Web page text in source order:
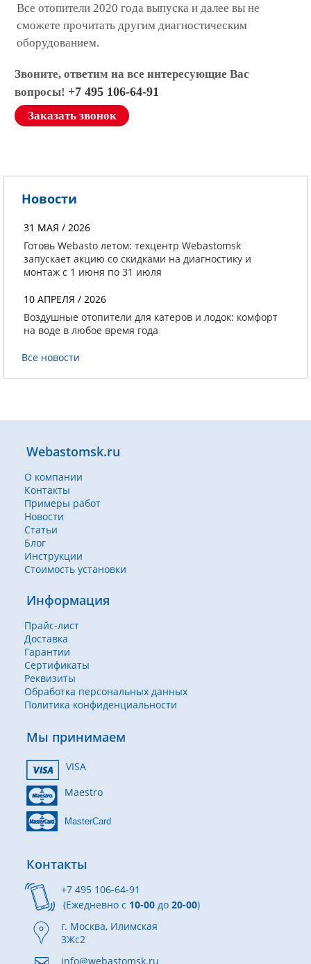
Все отопители 2020 года выпуска и далее вы не
сможете прочитать другим диагностическим
оборудованием.
Звоните, ответим на все интересующие Вас
вопросы! +7 495 106-64-91
Заказать звонок
Новости
31 МАЯ / 2026
Готовь Webasto летом: техцентр Webastomsk
запускает акцию со скидками на диагностику и
монтаж с 1 июня по 31 июля
10 АПРЕЛЯ / 2026
Воздушные отопители для катеров и лодок: комфорт
на воде в любое время года
Все новости
Webastomsk.ru
О компании
Контакты
Примеры работ
Новости
Статьи
Блог
Инструкции
Стоимость установки
Информация
Прайс-лист
Доставка
Гарантии
Сертификаты
Реквизиты
Обработка персональных данных
Политика конфиденциальности
Мы принимаем
VISA
Maestro
MasterCard
Контакты
+7 495 106-64-91
(Ежедневно с 10-00 до 20-00)
г. Москва, Илимская
3Жс2
info@webastomsk.ru